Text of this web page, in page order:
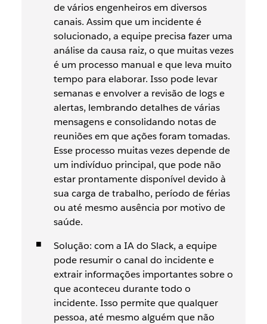
de vários engenheiros em diversos
canais. Assim que um incidente é
solucionado, a equipe precisa fazer uma
análise da causa raiz, o que muitas vezes
é um processo manual e que leva muito
tempo para elaborar. Isso pode levar
semanas e envolver a revisão de logs e
alertas, lembrando detalhes de várias
mensagens e consolidando notas de
reuniões em que ações foram tomadas.
Esse processo muitas vezes depende de
um indivíduo principal, que pode não
estar prontamente disponível devido à
sua carga de trabalho, período de férias
ou até mesmo ausência por motivo de
saúde.
Solução: com a IA do Slack, a equipe
pode resumir o canal do incidente e
extrair informações importantes sobre o
que aconteceu durante todo o
incidente. Isso permite que qualquer
pessoa, até mesmo alguém que não